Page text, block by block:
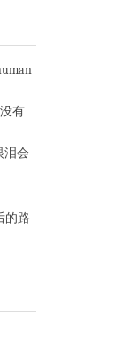
没有
泪会
的路